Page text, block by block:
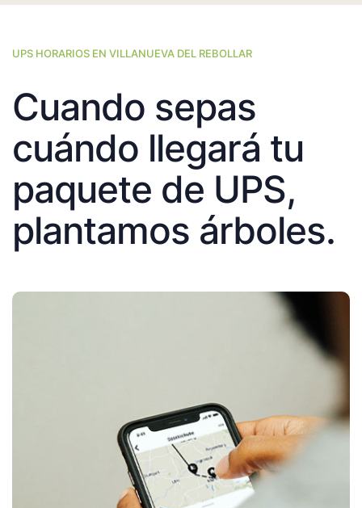
UPS HORARIOS EN VILLANUEVA DEL REBOLLAR
Cuando sepas
cuándo llegará tu
paquete de UPS,
plantamos árboles.